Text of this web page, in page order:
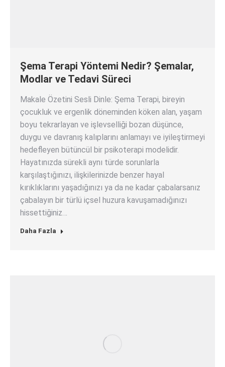
Şema Terapi Yöntemi Nedir? Şemalar,
Modlar ve Tedavi Süreci
Makale Özetini Sesli Dinle: Şema Terapi, bireyin
çocukluk ve ergenlik döneminden köken alan, yaşam
boyu tekrarlayan ve işlevselliği bozan düşünce,
duygu ve davranış kalıplarını anlamayı ve iyileştirmeyi
hedefleyen bütüncül bir psikoterapi modelidir.
Hayatınızda sürekli aynı türde sorunlarla
karşılaştığınızı, ilişkilerinizde benzer hayal
kırıklıklarını yaşadığınızı ya da ne kadar çabalarsanız
çabalayın bir türlü içsel huzura kavuşamadığınızı
hissettiğiniz…
Daha Fazla